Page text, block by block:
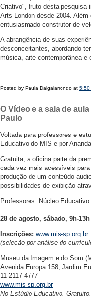
Criativo", fruto desta pesquisa
Arts London desde 2004.
entusiasmado construtor de
A abrangência de suas
desconcertantes, abordando
música, arte contemporânea e
Posted by Paula Dalgalarrondo at 5:50
O Vídeo e a sala de
Paulo
Voltada para professores e
Educativo do MIS e por
Gratuita, a oficina parte da
cada vez mais acessíveis
produção de um conteúdo
possibilidades de exibição
Professores: Núcleo
28 de agosto, sábado, 9h-13h
Inscrições: www.mis-sp.org.br
(seleção por análise do
Museu da Imagem e do Som
Avenida Europa 158, Jardim
11-2117-4777
www.mis-sp.org.br
No Estúdio Educativo.